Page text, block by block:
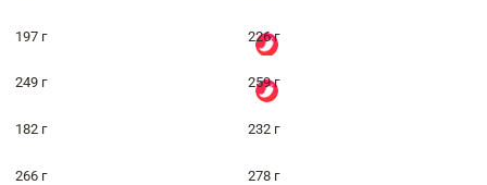
197 г 226 г
249 г 259 г
182 г 232 г
266 г 278 г